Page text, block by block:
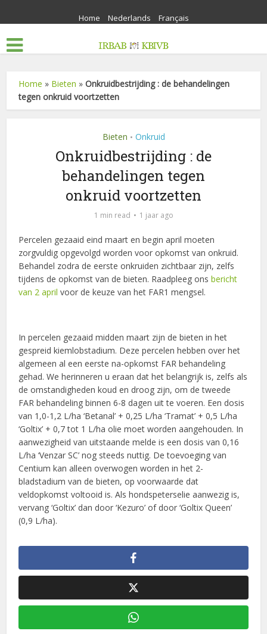
Home Nederlands Français
Home » Bieten »Onkruidbestrijding : de behandelingen
tegen onkruid voortzetten
Bieten • Onkruid
Onkruidbestrijding : de
behandelingen tegen
onkruid voortzetten
1 min read 1 jaar ago
Percelen gezaaid eind maart en begin april moeten
zorgvuldig opgevolgd worden voor opkomst van onkruid.
Behandel zodra de eerste onkruiden zichtbaar zijn, zelfs
tijdens de opkomst van de bieten. Raadpleeg onsbericht
van 2 april voor de keuze van het FAR1 mengsel.
In percelen gezaaid midden maart zijn de bieten in het
gespreid kiemlobstadium. Deze percelen hebben over het
algemeen al een eerste na-opkomst FAR behandeling
gehad. We herinneren u eraan dat het belangrijk is, zelfs als
de omstandigheden koud en droog zijn, om de tweede
FAR behandeling binnen 6-8 dagen uit te voeren. Een dosis
van 1,0-1,2 L/ha ‘Betanal’ + 0,25 L/ha ‘Tramat’ + 0,5 L/ha
‘Goltix’ + 0,7 tot 1 L/ha olie moet worden aangehouden. In
aanwezigheid van uitstaande melde is een dosis van 0,16
L/ha ‘Venzar SC’ nog steeds nuttig. De toevoeging van
Centium kan alleen overwogen worden in het 2-
bladstadium van de bieten, op voorwaarde dat
veldopkomst voltooid is. Als hondspeterselie aanwezig is,
vervang ‘Goltix’ dan door ‘Kezuro’ of door ‘Goltix Queen’
(0,9 L/ha).